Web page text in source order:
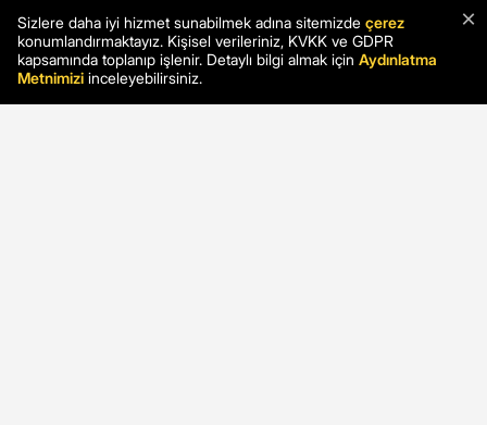
×
Sizlere daha iyi hizmet sunabilmek adına sitemizde çerez
konumlandırmaktayız. Kişisel verileriniz, KVKK ve GDPR
kapsamında toplanıp işlenir. Detaylı bilgi almak için Aydınlatma
Metnimizi inceleyebilirsiniz.